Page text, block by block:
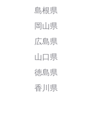
島根県
岡山県
広島県
山口県
徳島県
香川県